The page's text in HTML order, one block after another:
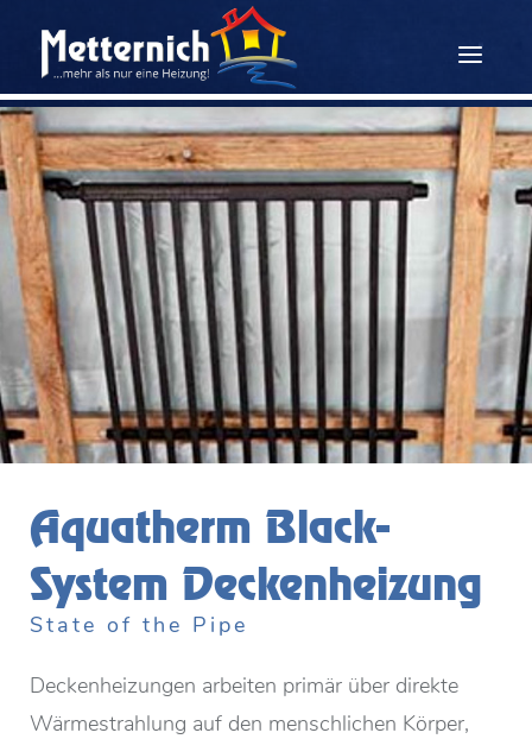
Aquatherm Black-
System Deckenheizung
State of the Pipe
Deckenheizungen arbeiten primär über direkte
Wärmestrahlung auf den menschlichen Körper,